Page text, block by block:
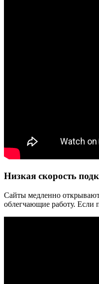
Низкая скорость
Сайты медленно
облегчающие работу. Если